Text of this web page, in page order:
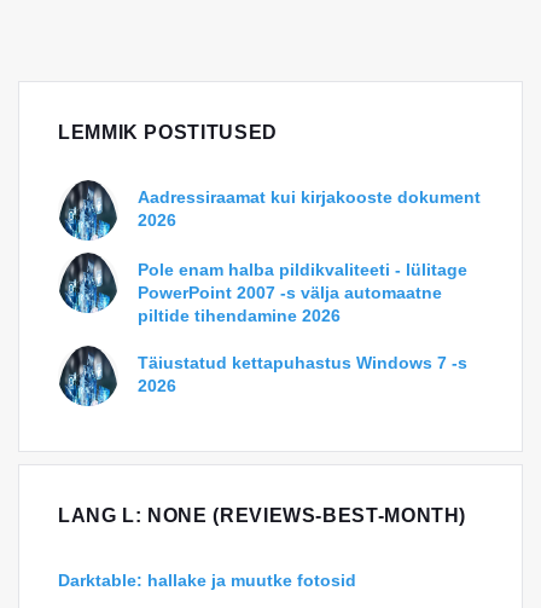
LEMMIK POSTITUSED
Aadressiraamat kui kirjakooste dokument
2026
Pole enam halba pildikvaliteeti - lülitage
PowerPoint 2007 -s välja automaatne
piltide tihendamine 2026
Täiustatud kettapuhastus Windows 7 -s
2026
LANG L: NONE (REVIEWS-BEST-MONTH)
Darktable: hallake ja muutke fotosid